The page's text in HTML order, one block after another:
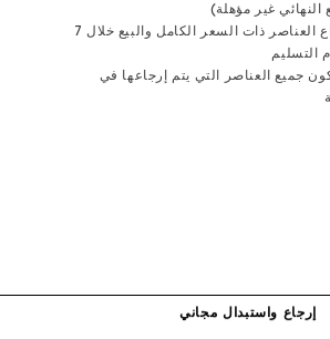
النهائي غير مؤهلة)
يمكن إرجاع العناصر ذات السعر الكامل والبيع خلال 7
التسليم
جميع العناصر التي يتم إرجاعها في
إرجاع واستبدال مجاني